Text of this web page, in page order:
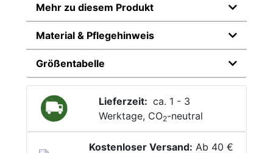
Mehr zu diesem Produkt
Material & Pflegehinweis
Größentabelle
Lieferzeit: ca. 1 - 3
Werktage, CO2-neutral
Kostenloser Versand: Ab 40 €